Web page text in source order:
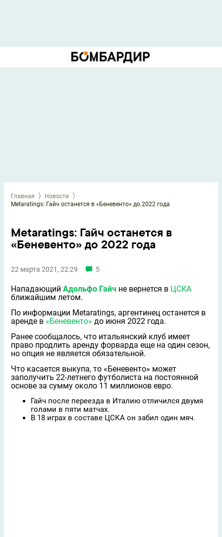
Главная
Новости
Metaratings: Гайч останется в «Беневенто» до 2022 года
Metaratings: Гайч останется в
«Беневенто» до 2022 года
22 марта 2021, 22:29 5
Нападающий Адольфо Гайч не вернется в ЦСКА
ближайшим летом.
По информации Metaratings, аргентинец останется в
аренде в «Беневенто» до июня 2022 года.
Ранее сообщалось, что итальянский клуб имеет
право продлить аренду форварда еще на один сезон,
но опция не является обязательной.
Что касается выкупа, то «Беневенто» может
заполучить 22-летнего футболиста на постоянной
основе за сумму около 11 миллионов евро.
Гайч после переезда в Италию отличился двумя
голами в пяти матчах.
В 18 играх в составе ЦСКА он забил один мяч.